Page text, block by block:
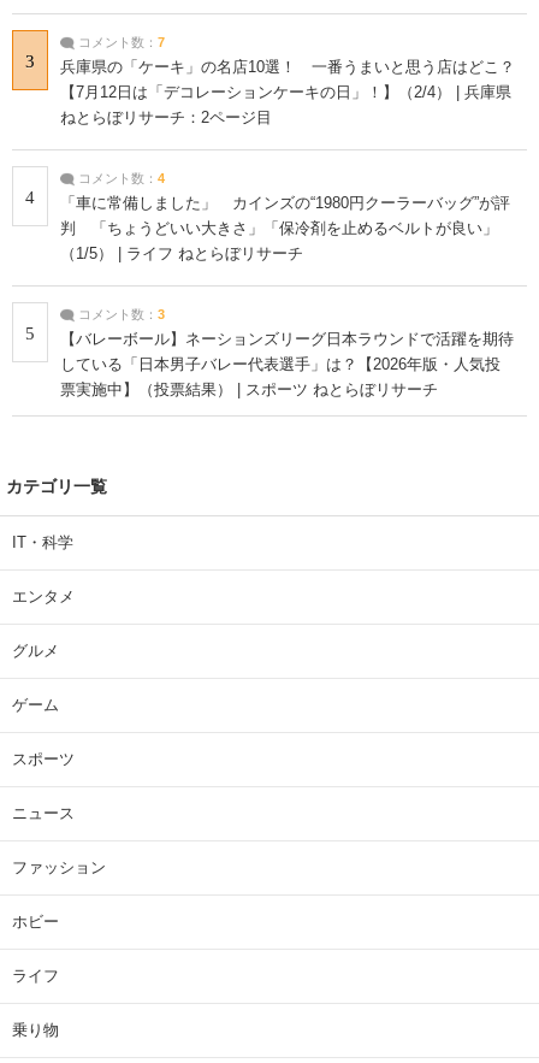
3
コメント数： 7
兵庫県の「ケーキ」の名店10選！ 一番うまいと思う店はどこ？
【7月12日は「デコレーションケーキの日」！】（2/4） | 兵庫県
ねとらぼリサーチ：2ページ目
4
コメント数： 4
「車に常備しました」 カインズの“1980円クーラーバッグ”が評
判 「ちょうどいい大きさ」「保冷剤を止めるベルトが良い」
（1/5） | ライフ ねとらぼリサーチ
5
コメント数： 3
【バレーボール】ネーションズリーグ日本ラウンドで活躍を期待
している「日本男子バレー代表選手」は？【2026年版・人気投
票実施中】（投票結果） | スポーツ ねとらぼリサーチ
カテゴリ一覧
IT・科学
エンタメ
グルメ
ゲーム
スポーツ
ニュース
ファッション
ホビー
ライフ
乗り物